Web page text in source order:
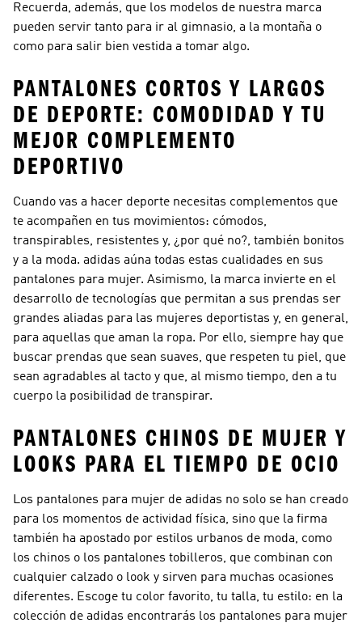
Recuerda, además, que los modelos de nuestra marca
pueden servir tanto para ir al gimnasio, a la montaña o
como para salir bien vestida a tomar algo.
PANTALONES CORTOS Y LARGOS
DE DEPORTE: COMODIDAD Y TU
MEJOR COMPLEMENTO
DEPORTIVO
Cuando vas a hacer deporte necesitas complementos que
te acompañen en tus movimientos: cómodos,
transpirables, resistentes y, ¿por qué no?, también bonitos
y a la moda. adidas aúna todas estas cualidades en sus
pantalones para mujer. Asimismo, la marca invierte en el
desarrollo de tecnologías que permitan a sus prendas ser
grandes aliadas para las mujeres deportistas y, en general,
para aquellas que aman la ropa. Por ello, siempre hay que
buscar prendas que sean suaves, que respeten tu piel, que
sean agradables al tacto y que, al mismo tiempo, den a tu
cuerpo la posibilidad de transpirar.
PANTALONES CHINOS DE MUJER Y
LOOKS PARA EL TIEMPO DE OCIO
Los pantalones para mujer de adidas no solo se han creado
para los momentos de actividad física, sino que la firma
también ha apostado por estilos urbanos de moda, como
los chinos o los pantalones tobilleros, que combinan con
cualquier calzado o look y sirven para muchas ocasiones
diferentes. Escoge tu color favorito, tu talla, tu estilo: en la
colección de adidas encontrarás los pantalones para mujer